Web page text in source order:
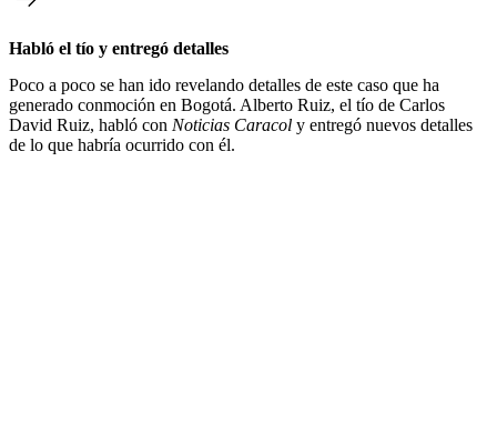
Habló el tío y entregó detalles
Poco a poco se han ido revelando detalles de este caso que ha
generado conmoción en Bogotá. Alberto Ruiz, el tío de Carlos
David Ruiz, habló con Noticias Caracol y entregó nuevos detalles
de lo que habría ocurrido con él.